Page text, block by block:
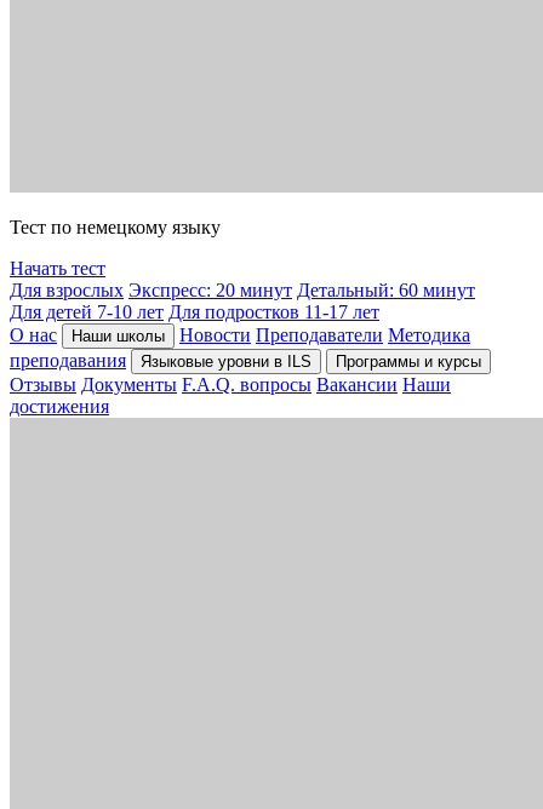
Тест по немецкому языку
Начать тест
Для взрослых Экспресс: 20 минут Детальный: 60 минут
Для детей 7-10 лет Для подростков 11-17 лет
О нас
Наши школы Новости Преподаватели Методика
преподавания
Языковые уровни в ILS Программы и курсы
Отзывы Документы F.A.Q. вопросы Вакансии Наши
достижения